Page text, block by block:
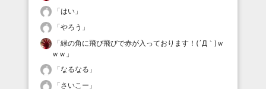
「はい 」
「やろう 」
「緑の角に飛び飛びで赤が入っております！(´Д｀)ｗ
ｗｗ 」
「なるなる 」
「さいこー 」